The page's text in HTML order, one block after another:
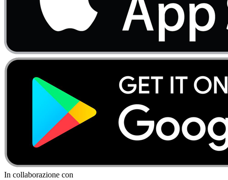
In collaborazione con